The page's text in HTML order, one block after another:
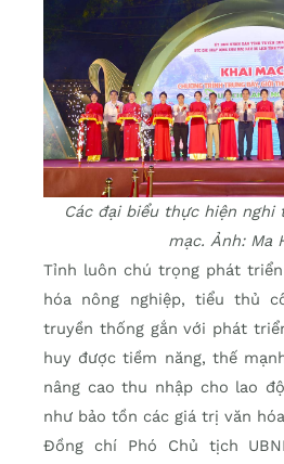
Các đại biểu thực hiện nghi
mạc. Ảnh: Ma
Tỉnh luôn chú trọng phát
hóa nông nghiệp, tiểu thủ
truyền thống gắn với phát
huy được tiềm năng, thế
nâng cao thu nhập cho lao
như bảo tồn các giá trị văn
Đồng chí Phó Chủ tịch